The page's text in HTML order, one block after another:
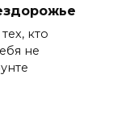
кто
не